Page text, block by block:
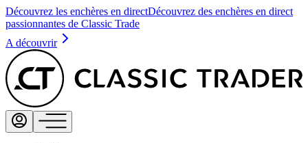
Découvrez les enchères en directDécouvrez des enchères en direct
passionnantes de Classic Trade
A découvrir